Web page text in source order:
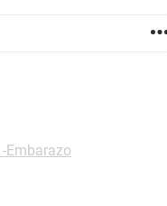
Embarazo